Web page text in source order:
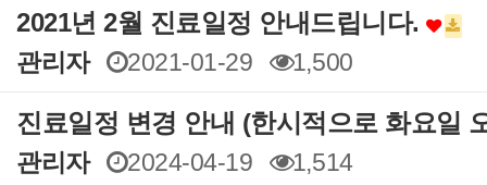
2021년 2월 진료일정 안내드립니다.
관리자
2021-01-29 1,500
진료일정 변경 안내 (한시적으로 화요일
관리자
2024-04-19 1,514